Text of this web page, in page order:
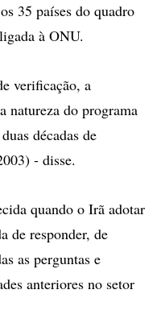
35 países do quadro
à ONU.
verificação, a
natureza do programa
décadas de
- disse.
quando o Irã adotar
de responder, de
as perguntas e
anteriores no setor